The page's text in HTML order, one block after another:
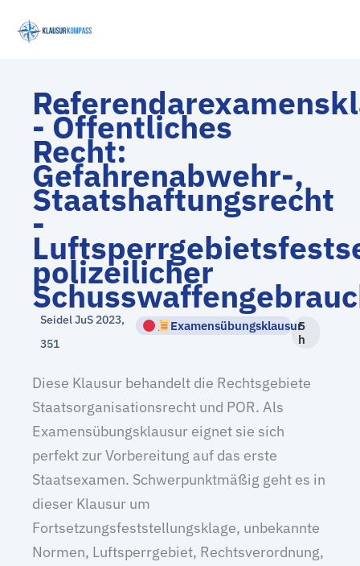
Inhalt
- Öffentliches
Recht:
Gefahrenabwehr-,
Staatshaftungsrecht
-
polizeilicher
Seidel JuS 2023,
351
Examensübungsklausur5
h
Diese Klausur behandelt die Rechtsgebiete
Staatsorganisationsrecht und POR. Als
Examensübungsklausur eignet sie sich
perfekt zur Vorbereitung auf das erste
Staatsexamen. Schwerpunktmäßig geht es in
dieser Klausur um
Fortsetzungsfeststellungsklage, unbekannte
Normen, Luftsperrgebiet, Rechtsverordnung,